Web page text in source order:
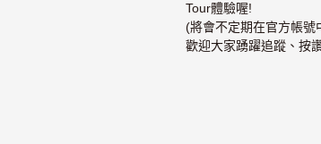
Tour體驗喔!
(將會不定期在官方帳號
歡迎大家踴躍追蹤、按